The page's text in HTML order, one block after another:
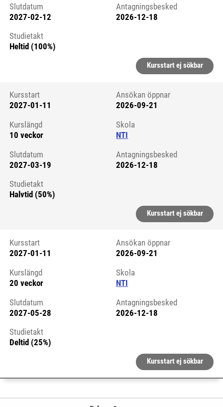
Slutdatum
2027-02-12
Antagningsbesked
2026-12-18
Studietakt
Heltid (100%)
Kursstart ej sökbar
Kursstart 6322728
Kursstart
2027-01-11
Ansökan öppnar
2026-09-21
Kurslängd
10 veckor
Skola
NTI
Slutdatum
2027-03-19
Antagningsbesked
2026-12-18
Studietakt
Halvtid (50%)
Kursstart ej sökbar
Kursstart 6322726
Kursstart
2027-01-11
Ansökan öppnar
2026-09-21
Kurslängd
20 veckor
Skola
NTI
Slutdatum
2027-05-28
Antagningsbesked
2026-12-18
Studietakt
Deltid (25%)
Kursstart ej sökbar